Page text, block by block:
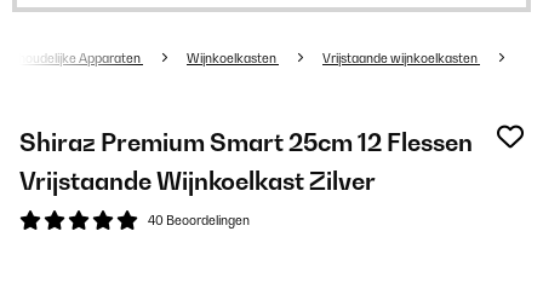
Apparaten Wijnkoelkasten Vrijstaande wijnkoelkasten
Shiraz Premium Smart 25cm 12 Flessen
Vrijstaande Wijnkoelkast Zilver
40 Beoordelingen